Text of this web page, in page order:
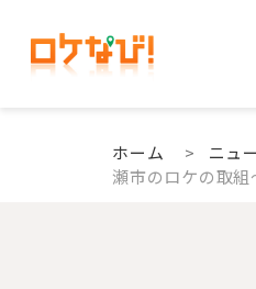
ホーム > ニュ
瀬市のロケの取組